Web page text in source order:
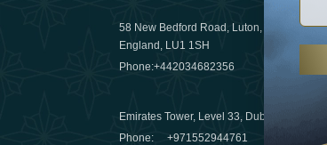
58 New Bedford Road, Luton,
England, LU1 1SH
Phone:+442034682356
Emirates Tower, Level 33, Dubai, UAE
Phone:+971552944761